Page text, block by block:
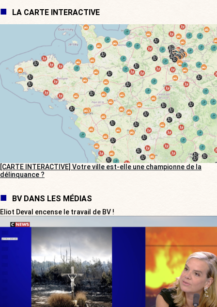
LA CARTE INTERACTIVE
[CARTE INTERACTIVE] Votre ville est-elle une championne de la
délinquance ?
BV DANS LES MÉDIAS
Eliot Deval encense le travail de BV !